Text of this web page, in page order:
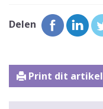
Delen
Print dit artikel